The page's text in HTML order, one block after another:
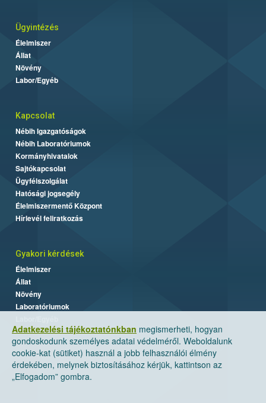
Adatkezelési tájékoztatónkban megismerheti, hogyan
gondoskodunk személyes adatai védelméről. Weboldalunk
cookie-kat (sütiket) használ a jobb felhasználói élmény
érdekében, melynek biztosításához kérjük, kattintson az
„Elfogadom” gombra.
Ügyintézés
Élelmiszer
Állat
Növény
Labor/Egyéb
Kapcsolat
Nébih Igazgatóságok
Nébih Laboratóriumok
Kormányhivatalok
Sajtókapcsolat
Ügyfélszolgálat
Hatósági jogsegély
Élelmiszermentő Központ
Hírlevél feliratkozás
Gyakori kérdések
Élelmiszer
Állat
Növény
Laboratóriumok